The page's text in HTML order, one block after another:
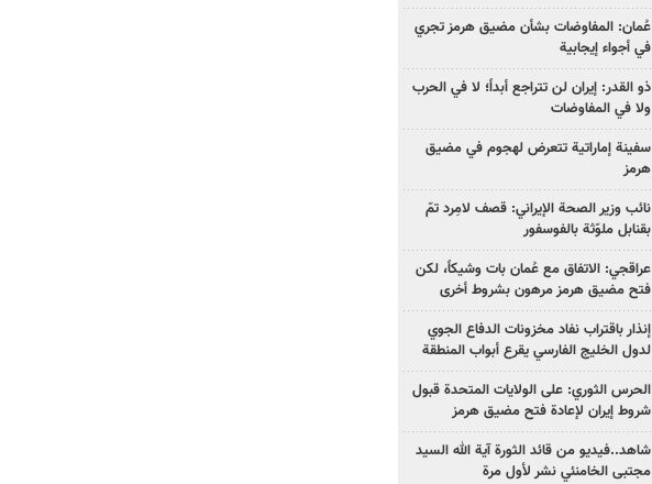
عُمان: المفاوضات بشأن مضيق هرمز تجري
في أجواء إيجابية
ذو القدر: إيران لن تتراجع أبداً؛ لا في الحرب
ولا في المفاوضات
سفينة إماراتية تتعرض لهجوم في مضيق
هرمز
نائب وزير الصحة الإيراني: قصف لامِرد تمّ
بقنابل ملوّثة بالفوسفور
عراقجي: الاتفاق مع عُمان بات وشيكاً، لكن
فتح مضيق هرمز مرهون بشروط أخرى
إنذار باقتراب نفاد مخزونات الدفاع الجوي
لدول الخليج الفارسي يقرع أبواب المنطقة
الحرس الثوري: على الولايات المتحدة قبول
شروط إيران لإعادة فتح مضيق هرمز
شاهد..فيديو من قائد الثورة آية الله السيد
مجتبى الخامنئي نشر لأول مرة